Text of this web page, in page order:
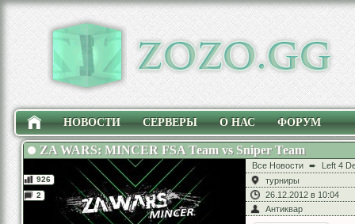
НОВОСТИ СЕРВЕРЫ О НАС ФОРУМ
ZA WARS: MINCER FSA Team vs Sniper Team
Все Новости ➨
Left 4
турниры
26.12.2012 в 10:04
Антиквар
926
2